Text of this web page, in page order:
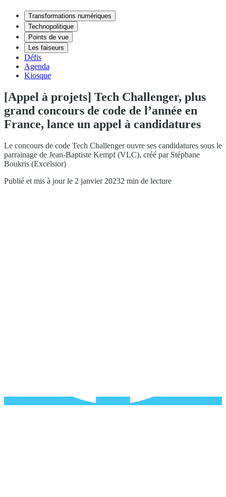
Transformations numériques
Technopolitique
Points de vue
Les faiseurs
Défis
Agenda
Kiosque
[Appel à projets] Tech Challenger, plus
grand concours de code de l’année en
France, lance un appel à candidatures
Le concours de code Tech Challenger ouvre ses candidatures sous le
parrainage de Jean-Baptiste Kempf (VLC), créé par Stéphane
Boukris (Excelsior)
Publié et mis à jour le 2 janvier 20232 min de lecture